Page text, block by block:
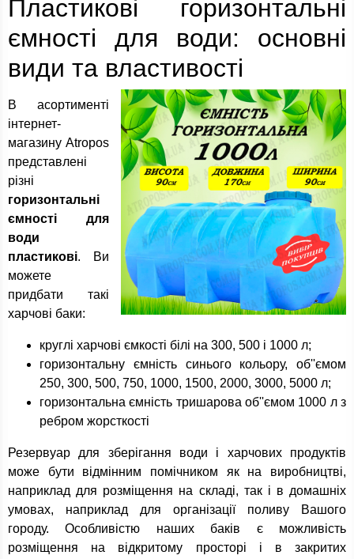
Пластикові горизонтальні
ємності для води: основні
види та властивості
В асортименті
інтернет-
магазину Atropos
представлені
різні
горизонтальні
ємності для
води
пластикові. Ви
можете
придбати такі
харчові баки:
круглі харчові ємкості білі на 300, 500 і 1000 л;
горизонтальну ємність синього кольору, об''ємом
250, 300, 500, 750, 1000, 1500, 2000, 3000, 5000 л;
горизонтальна ємність тришарова об''ємом 1000 л з
ребром жорсткості
Резервуар для зберігання води і харчових продуктів
може бути відмінним помічником як на виробництві,
наприклад для розміщення на складі, так і в домашніх
умовах, наприклад для організації поливу Вашого
городу. Особливістю наших баків є можливість
розміщення на відкритому просторі і в закритих